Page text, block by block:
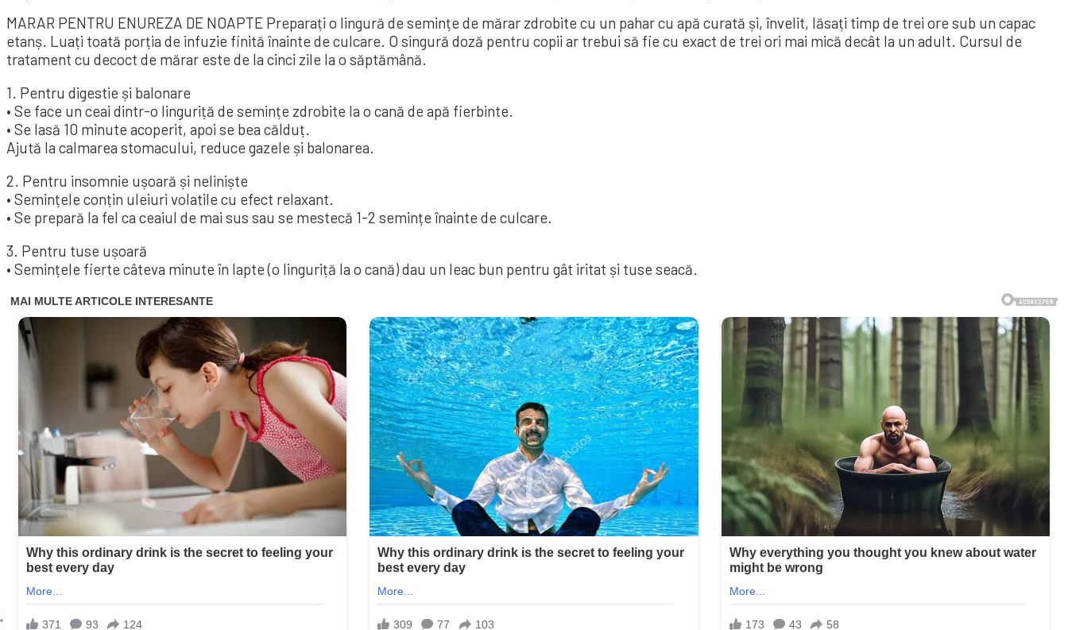
MARAR PENTRU ENUREZA DE NOAPTE Preparați o lingură de semințe de mărar zdrobite cu un pahar cu apă curată și, învelit, lăsați timp de trei ore sub un capac
etanș. Luați toată porția de infuzie finită înainte de culcare. O singură doză pentru copii ar trebui să fie cu exact de trei ori mai mică decât la un adult. Cursul de
tratament cu decoct de mărar este de la cinci zile la o săptămână.
1. Pentru digestie și balonare
• Se face un ceai dintr-o linguriță de semințe zdrobite la o cană de apă fierbinte.
• Se lasă 10 minute acoperit, apoi se bea călduț.
Ajută la calmarea stomacului, reduce gazele și balonarea.
2. Pentru insomnie ușoară și neliniște
• Semințele conțin uleiuri volatile cu efect relaxant.
• Se prepară la fel ca ceaiul de mai sus sau se mestecă 1-2 semințe înainte de culcare.
3. Pentru tuse ușoară
• Semințele fierte câteva minute în lapte (o linguriță la o cană) dau un leac bun pentru gât iritat și tuse seacă.